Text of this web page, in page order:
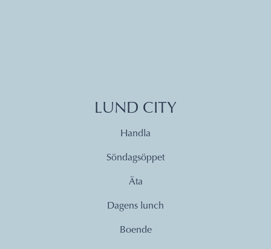
LUND CITY
Handla
Söndagsöppet
Äta
Dagens lunch
Boende